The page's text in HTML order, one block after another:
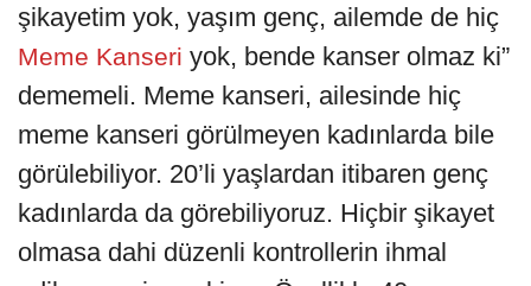
şikayetim yok, yaşım genç, ailemde de hiç
Meme Kanseri yok, bende kanser olmaz ki”
dememeli. Meme kanseri, ailesinde hiç
meme kanseri görülmeyen kadınlarda bile
görülebiliyor. 20’li yaşlardan itibaren genç
kadınlarda da görebiliyoruz. Hiçbir şikayet
olmasa dahi düzenli kontrollerin ihmal